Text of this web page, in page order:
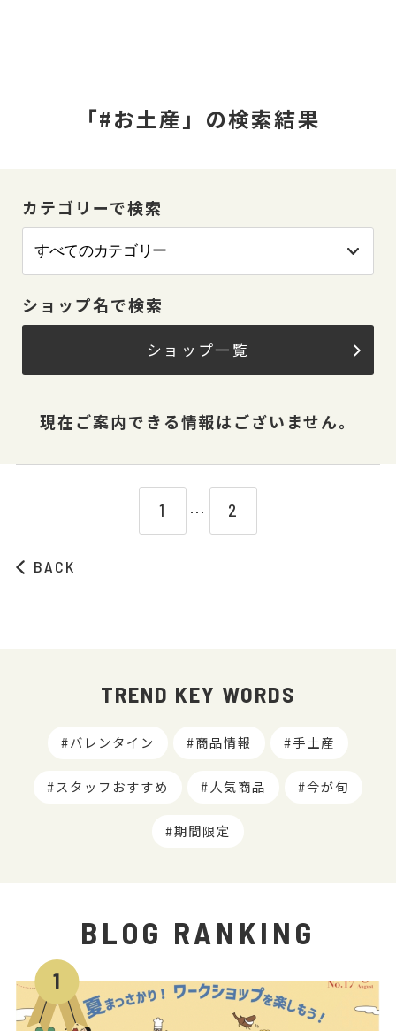
「#お土産」の検索結果
カテゴリーで検索
ショップ名で検索
ショップ一覧
現在ご案内できる情報はございません。
BACK
1 ⋯ 2
TREND KEY WORDS
バレンタイン 商品情報 手土産
スタッフおすすめ 人気商品 今が旬
期間限定
BLOG RANKING